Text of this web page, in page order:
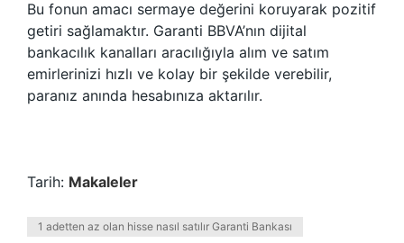
Bu fonun amacı sermaye değerini koruyarak pozitif
getiri sağlamaktır. Garanti BBVA’nın dijital
bankacılık kanalları aracılığıyla alım ve satım
emirlerinizi hızlı ve kolay bir şekilde verebilir,
paranız anında hesabınıza aktarılır.
Tarih: Makaleler
1 adetten az olan hisse nasıl satılır Garanti Bankası